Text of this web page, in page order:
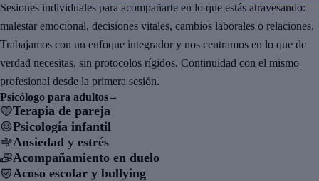
Terapia de pareja
Psicología infantil
Ansiedad y estrés
Acompañamiento en duelo
Acoso escolar y bullying
Sesiones individuales para acompañarte en lo que estás atravesando:
malestar emocional, decisiones vitales, cambios laborales o relaciones.
Trabajamos con un enfoque integrador y nos centramos en lo que de
verdad necesitas, sin protocolos rígidos. Continuidad con el mismo
profesional desde la primera sesión.
Psicólogo para adultos →